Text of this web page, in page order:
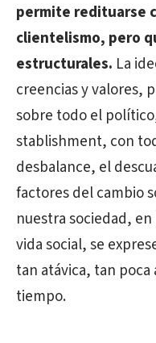
permite redituarse
clientelismo, pero
estructurales. La
creencias y valores,
sobre todo el
stablishment, con
desbalance, el
factores del cambio
nuestra sociedad,
vida social, se
tan atávica, tan poca
tiempo.